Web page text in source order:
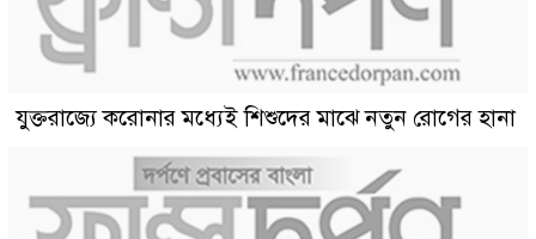
যুক্তরাজ্যে করোনার মধ্যেই শিশুদের মাঝে নতুন রোগের হানা